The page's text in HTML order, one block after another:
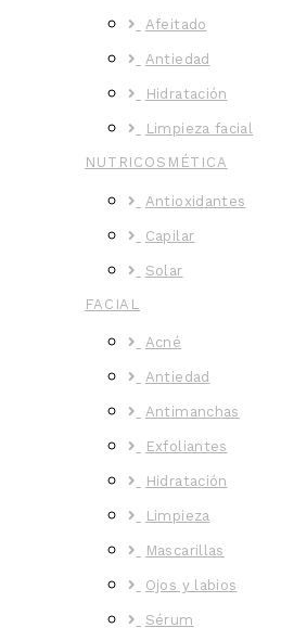
Afeitado
Antiedad
Hidratación
Limpieza facial
NUTRICOSMÉTICA
Antioxidantes
Capilar
Solar
FACIAL
Acné
Antiedad
Antimanchas
Exfoliantes
Hidratación
Limpieza
Mascarillas
Ojos y labios
Sérum